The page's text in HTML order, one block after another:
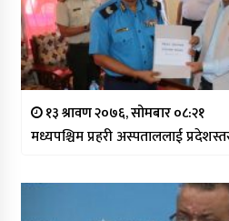
१३ श्रावण २०७६, सोमबार ०८:२१
मध्यपश्चिम प्रहरी अस्पताललाई